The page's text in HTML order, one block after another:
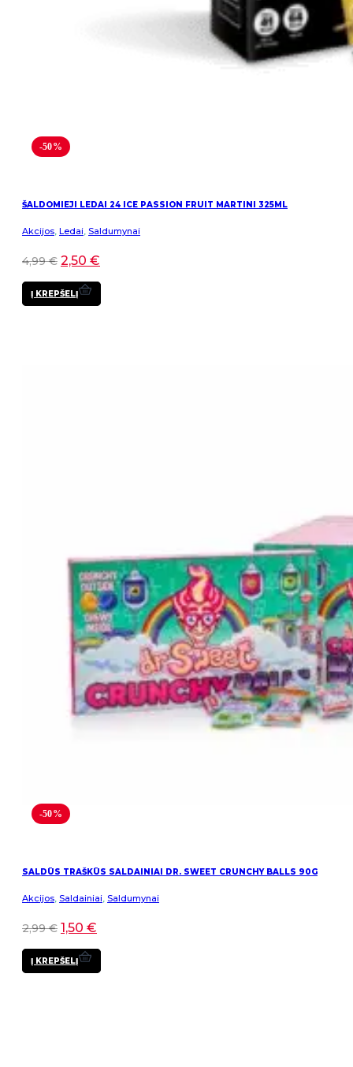
-50%
ŠALDOMIEJI LEDAI 24 ICE PASSION FRUIT MARTINI 325ML
Akcijos, Ledai, Saldumynai
4,99€ 2,50 €
Į KREPŠELĮ
-50%
SALDŪS TRAŠKŪS SALDAINIAI DR. SWEET CRUNCHY BALLS 90G
Akcijos, Saldainiai, Saldumynai
2,99€ 1,50 €
Į KREPŠELĮ